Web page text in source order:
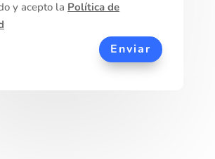
y acepto la Política de
Enviar